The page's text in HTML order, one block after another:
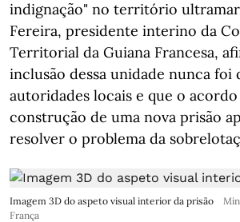
indignação" no território
Fereira, presidente interino da
Territorial da Guiana Francesa,
inclusão dessa unidade nunca foi
autoridades locais e que o acordo
construção de uma nova prisão
resolver o problema da
Imagem 3D do aspeto visual interior da prisão
França